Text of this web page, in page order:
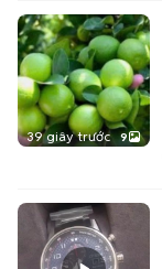
39 giây trước 9